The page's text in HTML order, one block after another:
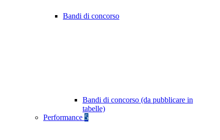
Bandi di concorso
Bandi di concorso (da pubblicare in
tabelle)
Performance 5